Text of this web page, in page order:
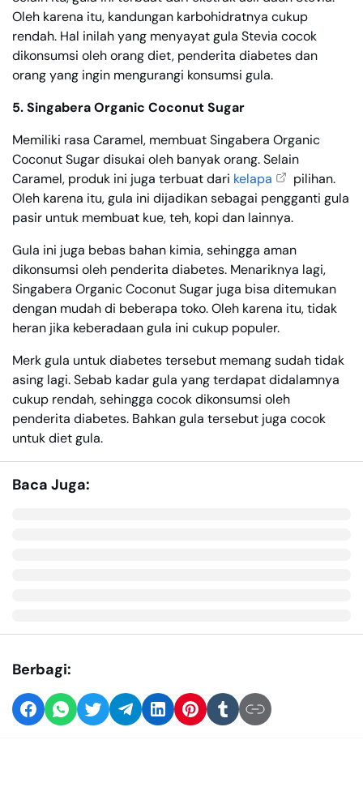
Oleh karena itu, kandungan karbohidratnya cukup
rendah. Hal inilah yang menyayat gula Stevia cocok
dikonsumsi oleh orang diet, penderita diabetes dan
orang yang ingin mengurangi konsumsi gula.
5. Singabera Organic Coconut Sugar
Memiliki rasa Caramel, membuat Singabera Organic
Coconut Sugar disukai oleh banyak orang. Selain
Caramel, produk ini juga terbuat dari kelapa
pilihan.
Oleh karena itu, gula ini dijadikan sebagai pengganti gula
pasir untuk membuat kue, teh, kopi dan lainnya.
Gula ini juga bebas bahan kimia, sehingga aman
dikonsumsi oleh penderita diabetes. Menariknya lagi,
Singabera Organic Coconut Sugar juga bisa ditemukan
dengan mudah di beberapa toko. Oleh karena itu, tidak
heran jika keberadaan gula ini cukup populer.
Merk gula untuk diabetes tersebut memang sudah tidak
asing lagi. Sebab kadar gula yang terdapat didalamnya
cukup rendah, sehingga cocok dikonsumsi oleh
penderita diabetes. Bahkan gula tersebut juga cocok
untuk diet gula.
Baca Juga:
Berbagi: